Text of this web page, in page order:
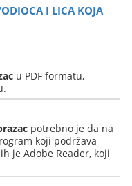
I LICA KOJA
u PDF formatu,
potrebno je da na
koji podržava
je Adobe Reader, koji